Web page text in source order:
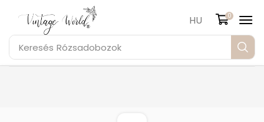
Keresés Rózsadobozok
HU 0